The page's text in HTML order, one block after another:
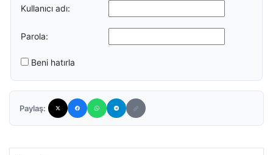
Kullanıcı adı:
Parola:
Beni hatırla
Paylaş: